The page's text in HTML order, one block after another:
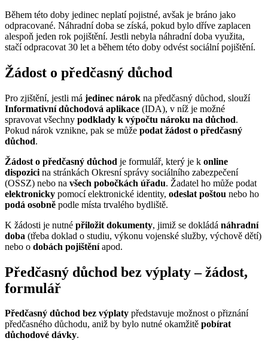
Během této doby jedinec neplatí pojistné, avšak je bráno jako
odpracované. Náhradní doba se získá, pokud bylo dříve zaplacen
alespoň jeden rok pojištění. Jestli nebyla náhradní doba využita,
stačí odpracovat 30 let a během této doby odvést sociální pojištění.
Žádost o předčasný důchod
Pro zjištění, jestli má jedinec nárok na předčasný důchod, slouží
Informativní důchodová aplikace (IDA), v níž je možné
spravovat všechny podklady k výpočtu nároku na důchod.
Pokud nárok vznikne, pak se může podat žádost o předčasný
důchod.
Žádost o předčasný důchod je formulář, který je k online
dispozici na stránkách Okresní správy sociálního zabezpečení
(OSSZ) nebo na všech pobočkách úřadu. Žadatel ho může podat
elektronicky pomocí elektronické identity, odeslat poštou nebo ho
podá osobně podle místa trvalého bydliště.
K žádosti je nutné přiložit dokumenty, jimiž se dokládá náhradní
doba (třeba doklad o studiu, výkonu vojenské služby, výchově dětí)
nebo o dobách pojištěníapod.
Předčasný důchod bez výplaty – žádost,
formulář
Předčasný důchod bez výplaty představuje možnost o přiznání
předčasného důchodu, aniž by bylo nutné okamžitě pobírat
důchodové dávky.